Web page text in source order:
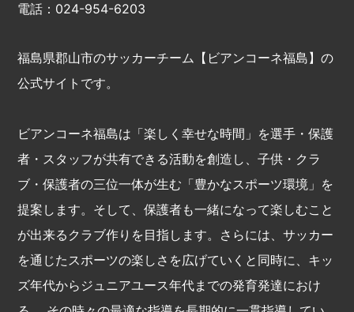
電話：024-954-6203
福島県郡山市のサッカーチーム【ビアンコーネ福島】の
公式サイトです。
ビアンコーネ福島は「楽しく幸せな時間」を選手・保護
者・スタッフが共有できる活動を創造し、子供・クラ
ブ・保護者の三位一体が生む「豊かなスポーツ環境」を
提案します。そして、保護者も一緒になって楽しむこと
が出来るクラブ作りを目指します。さらには、サッカー
を通じたスポーツの楽しさを広げていくと同時に、キッ
ズ年代からジュニアユース年代までの発育発達におけ